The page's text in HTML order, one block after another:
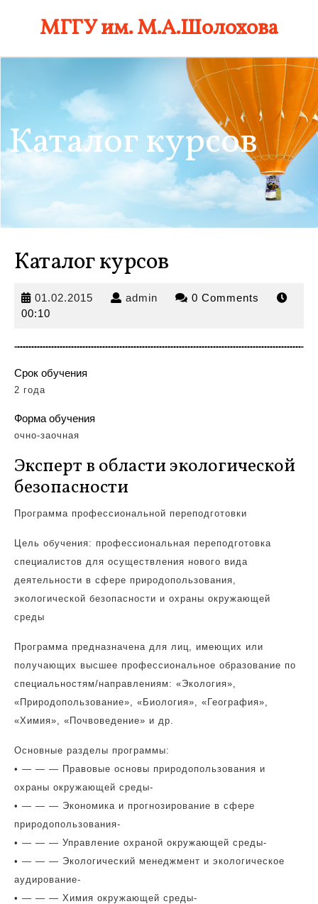
МГГУ им. М.А.Шолохова
Каталог курсов
Каталог курсов
01.02.2015 01.02.2015
admin admin 0 Comments
00:10
Срок обучения
2 года
Форма обучения
очно-заочная
Эксперт в области экологической
безопасности
Программа профессиональной переподготовки
Цель обучения: профессиональная переподготовка
специалистов для осуществления нового вида
деятельности в сфере природопользования,
экологической безопасности и охраны окружающей
среды
Программа предназначена для лиц, имеющих или
получающих высшее профессиональное образование по
специальностям/направлениям: «Экология»,
«Природопользование», «Биология», «География»,
«Химия», «Почвоведение» и др.
Основные разделы программы:
• — — — Правовые основы природопользования и
охраны окружающей среды-
• — — — Экономика и прогнозирование в сфере
природопользования-
• — — — Управление охраной окружающей среды-
• — — — Экологический менеджмент и экологическое
аудирование-
• — — — Химия окружающей среды-